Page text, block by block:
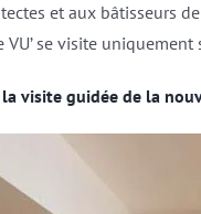
et aux bâtisseurs
se visite uniquement
la visite guidée de la